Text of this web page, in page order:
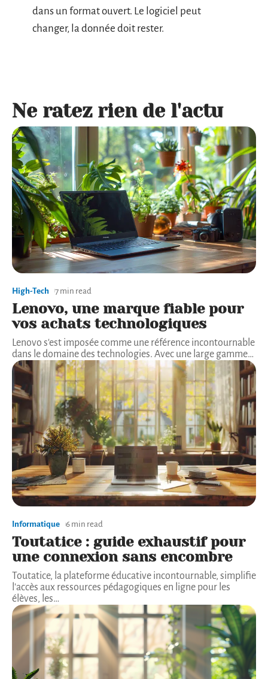
dans un format ouvert. Le logiciel peut
changer, la donnée doit rester.
Ne ratez rien de l'actu
High-Tech 7 min read
Lenovo, une marque fiable pour
vos achats technologiques
Lenovo s'est imposée comme une référence incontournable
dans le domaine des technologies. Avec une large gamme…
Informatique 6 min read
Toutatice : guide exhaustif pour
une connexion sans encombre
Toutatice, la plateforme éducative incontournable, simplifie
l'accès aux ressources pédagogiques en ligne pour les
élèves, les…